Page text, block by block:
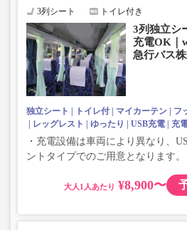
3列シート トイレ付き
3列独立シ
充電OK｜
急行バス
独立シート トイレ付 マイカーテン フ
レッグレスト
ゆったり USB充電 充
・充電設備は車両により異なり、
ントタイプでのご用意となります。
大人 ¥8,900〜